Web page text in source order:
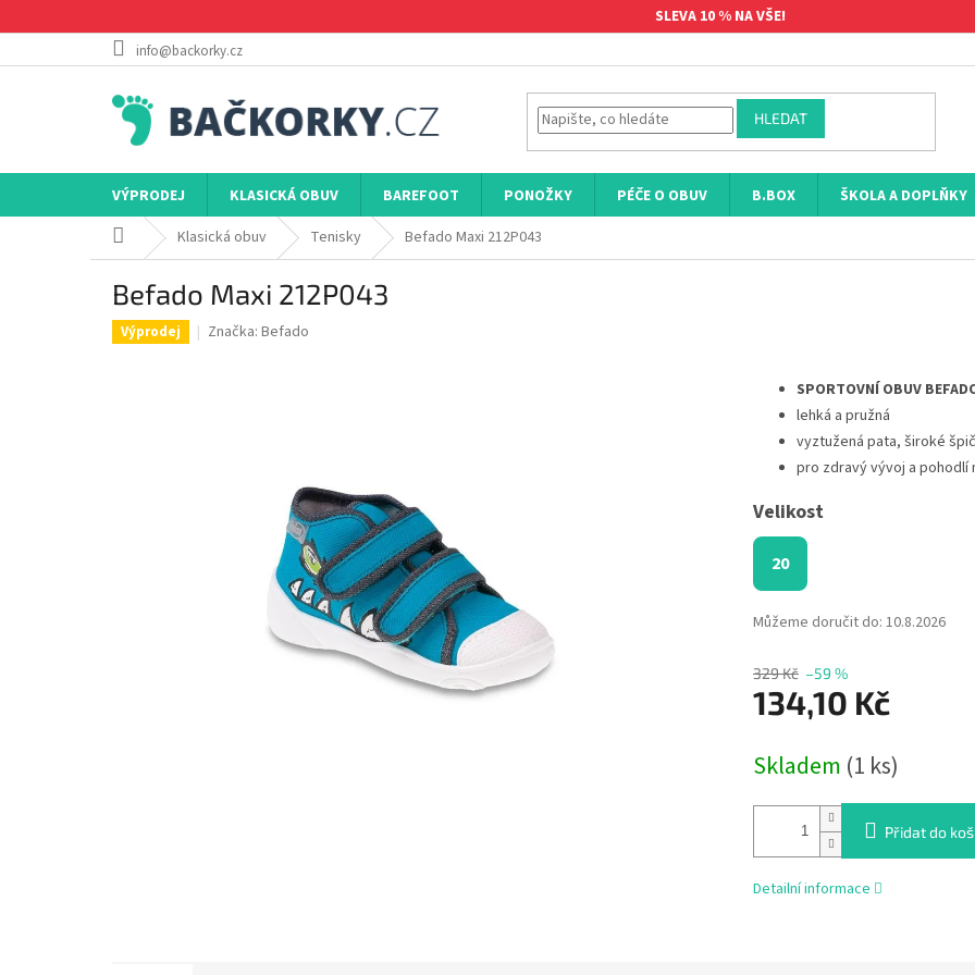
na
SLEVA 10 % NA VŠE!
info@backorky.cz
HLEDAT
VÝPRODEJ KLASICKÁ OBUV BAREFOOT PONOŽKY PÉČE O OBUV B.BOX
ŠKOLA A DOPLŇKY
Domů Klasická obuv Tenisky Befado Maxi 212P043
Befado Maxi 212P043
Výprodej Značka: Befado
329 Kč –59 %
134,10 Kč
cena:
Skladem (1 ks)
Velikost
20
Můžeme doručit do: 10.8.2026
Přidat do
SPORTOVNÍ OBUV
lehká a pružná
vyztužená pata, široké
pro zdravý vývoj a pohodlí
Detailní informace